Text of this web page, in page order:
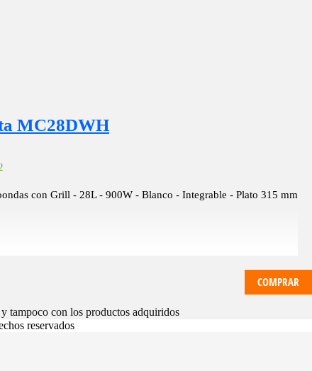
MC28DWH
con Grill - 28L - 900W - Blanco - Integrable - Plato 315 mm
COMPRAR
tampoco con los productos adquiridos
reservados